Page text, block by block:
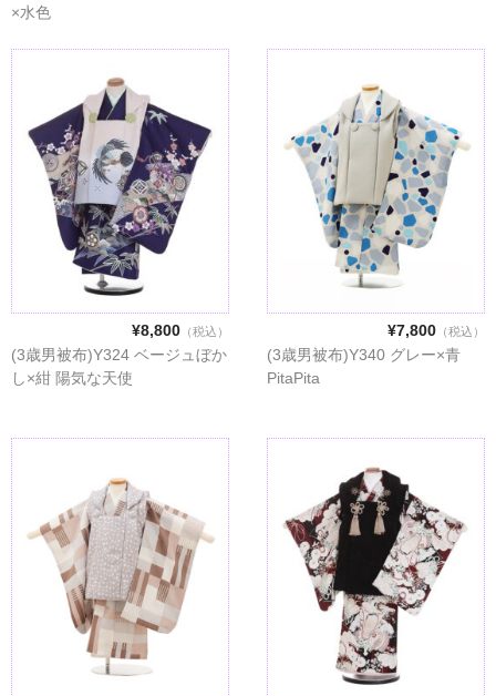
×水色
¥8,800（税込）
(3歳男被布)Y324 ベージュぼか
し×紺 陽気な天使
¥7,800（税込）
(3歳男被布)Y340 グレー×青
PitaPita